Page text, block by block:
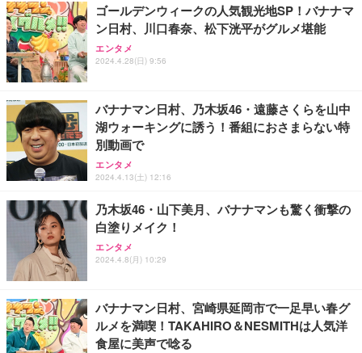
Philips(フィリップス) チューナーレステレビ 43イン
チ 量子ドット FHD QLED スマートテレビ Google T
V内蔵 HDR10/Dolby Audio対応 ネット動画視聴可能
寝ホン 睡眠用イヤホン 寝ながら 痛くない 超軽量2.8
g ASMR推薦 ワイヤレス Bluetooth6.1 柔軟性高 安
眠 仕事 ブルー
Aぇ! group LIVE TOUR 2025 D.N.A (初回盤)(2枚組)
[Blu-ray]
ゴールデンウィークの人気観光地SP！バナナマ
ン日村、川口春奈、松下洸平がグルメ堪能
エンタメ
2024.4.28(日) 9:56
バナナマン日村、乃木坂46・遠藤さくらを山中
湖ウォーキングに誘う！番組におさまらない特
別動画で
エンタメ
2024.4.13(土) 12:16
乃木坂46・山下美月、バナナマンも驚く衝撃の
白塗りメイク！
エンタメ
2024.4.8(月) 10:29
バナナマン日村、宮崎県延岡市で一足早い春グ
ルメを満喫！TAKAHIRO＆NESMITHは人気洋
食屋に美声で唸る